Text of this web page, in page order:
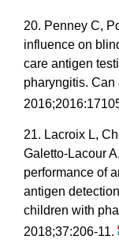
20. Penney C,
influence on
care antigen
pharyngitis. Can
21. Lacroix L,
Galetto-Lacour
performance of
antigen
children with
2018;37:206-11.